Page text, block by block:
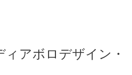
アボロデザイン・